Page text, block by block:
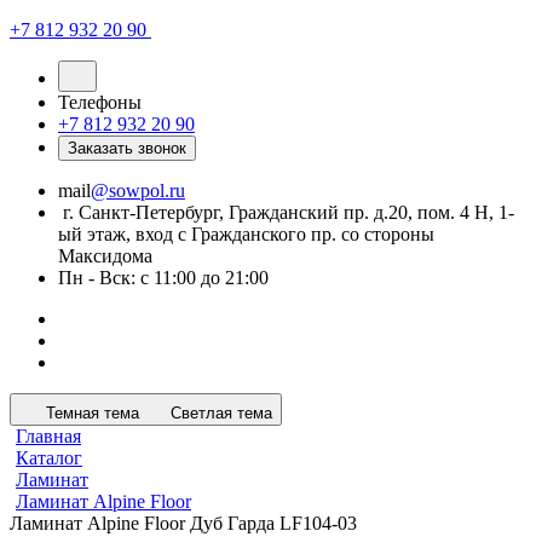
+7 812 932 20 90
Телефоны
+7 812 932 20 90
Заказать звонок
mail@sowpol.ru
г. Санкт-Петербург, Гражданский пр. д.20, пом. 4 Н, 1-
ый этаж, вход с Гражданского пр. со стороны
Максидома
Пн - Вск: с 11:00 до 21:00
Темная тема Светлая тема
Главная
Каталог
Ламинат
Ламинат Alpine Floor
Ламинат Alpine Floor Дуб Гарда LF104-03